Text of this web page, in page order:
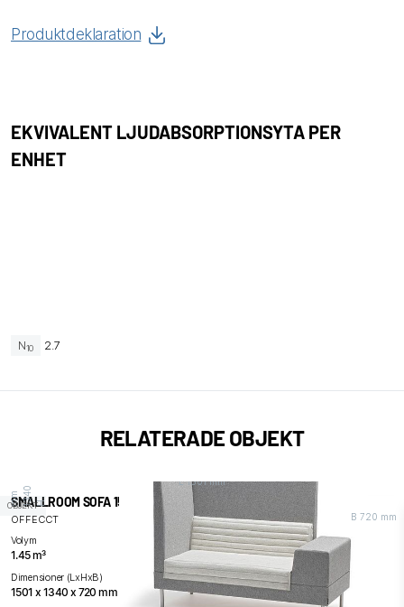
Produktdeklaration
EKVIVALENT LJUDABSORPTIONSYTA PER
ENHET
N10 2.7
RELATERADE OBJEKT
OBJEKTH
1
3
40 m
m
B 720 mm
L 1501 mm
SMALLROOM SOFA 1500
OFFECCT
Volym
1.45 m³
Dimensioner (LxHxB)
1501 x 1340 x 720 mm